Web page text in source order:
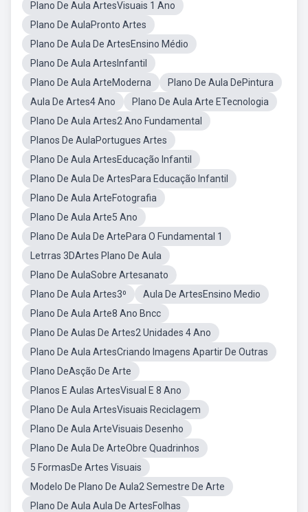
Plano De Aula ArtesVisuais 1 Ano
Plano De AulaPronto Artes
Plano De Aula De ArtesEnsino Médio
Plano De Aula ArtesInfantil
Plano De Aula ArteModerna
Plano De Aula DePintura
Aula De Artes4 Ano
Plano De Aula Arte ETecnologia
Plano De Aula Artes2 Ano Fundamental
Planos De AulaPortugues Artes
Plano De Aula ArtesEducação Infantil
Plano De Aula De ArtesPara Educação Infantil
Plano De Aula ArteFotografia
Plano De Aula Arte5 Ano
Plano De Aula De ArtePara O Fundamental 1
Letrras 3DArtes Plano De Aula
Plano De AulaSobre Artesanato
Plano De Aula Artes3⁰
Aula De ArtesEnsino Medio
Plano De Aula Arte8 Ano Bncc
Plano De Aulas De Artes2 Unidades 4 Ano
Plano De Aula ArtesCriando Imagens Apartir De Outras
Plano DeAsção De Arte
Planos E Aulas ArtesVisual E 8 Ano
Plano De Aula ArtesVisuais Reciclagem
Plano De Aula ArteVisuais Desenho
Plano De Aula De ArteObre Quadrinhos
5 FormasDe Artes Visuais
Modelo De Plano De Aula2 Semestre De Arte
Plano De Aula Aula De ArtesFolhas